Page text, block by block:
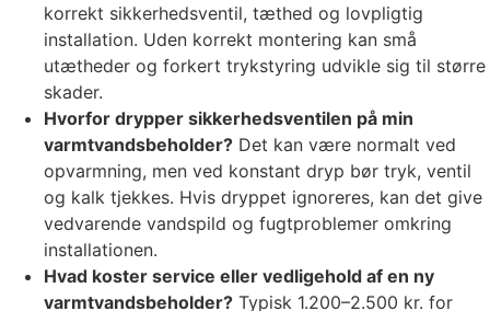
korrekt sikkerhedsventil, tæthed og lovpligtig
installation. Uden korrekt montering kan små
utætheder og forkert trykstyring udvikle sig til større
skader.
Hvorfor drypper sikkerhedsventilen på min
varmtvandsbeholder? Det kan være normalt ved
opvarmning, men ved konstant dryp bør tryk, ventil
og kalk tjekkes. Hvis dryppet ignoreres, kan det give
vedvarende vandspild og fugtproblemer omkring
installationen.
Hvad koster service eller vedligehold af en ny
varmtvandsbeholder? Typisk 1.200–2.500 kr. for